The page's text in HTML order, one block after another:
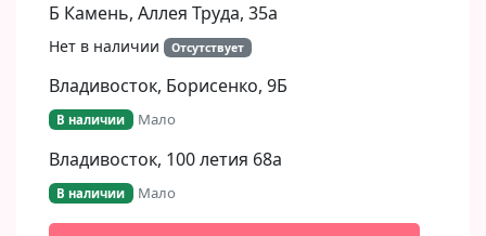
Б Камень, Аллея Труда, 35а
Нет в наличии Отсутствует
Владивосток, Борисенко, 9Б​
В наличии Мало
Владивосток, 100 летия 68а
В наличии Мало